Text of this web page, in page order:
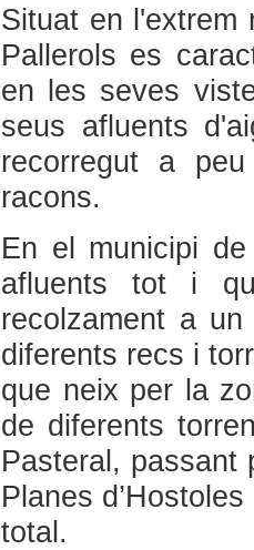
Situat en l'extrem
Pallerols es
en les seves
seus afluents
recorregut a
racons.
En el municipi
afluents tot i
recolzament a
diferents recs i
que neix per la
de diferents
Pasteral, passant
Planes
total.